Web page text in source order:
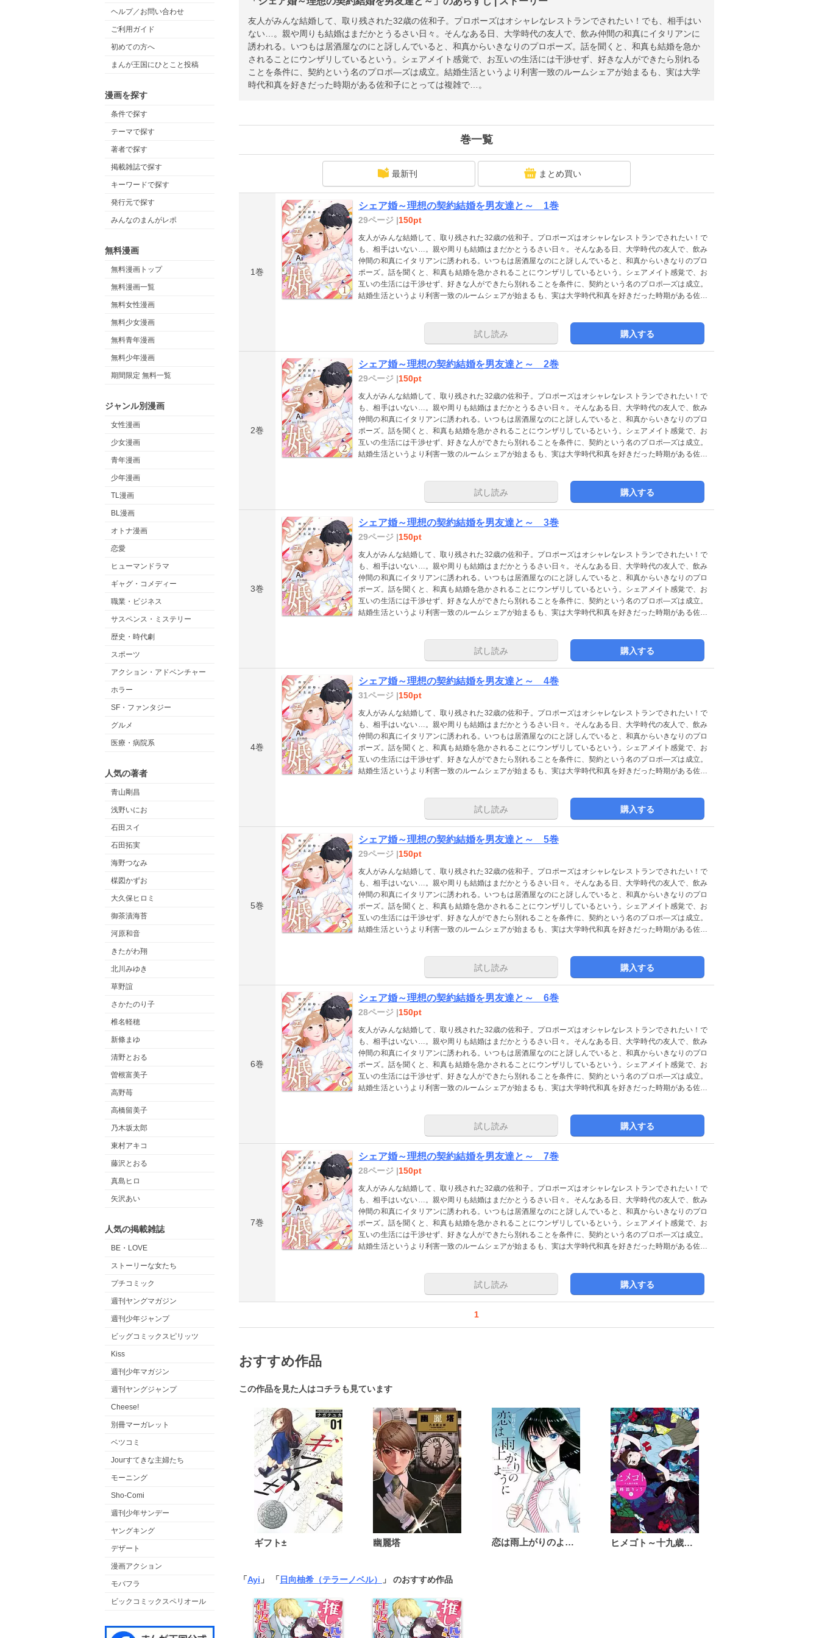
ヘルプ／お問い合わせ
ご利用ガイド
初めての方へ
まんが王国にひとこと投稿
漫画を探す
条件で探す
テーマで探す
著者で探す
掲載雑誌で探す
キーワードで探す
発行元で探す
みんなのまんがレポ
無料漫画
無料漫画トップ
無料漫画一覧
無料女性漫画
無料少女漫画
無料青年漫画
無料少年漫画
期間限定 無料一覧
ジャンル別漫画
女性漫画
少女漫画
青年漫画
少年漫画
TL漫画
BL漫画
オトナ漫画
恋愛
ヒューマンドラマ
ギャグ・コメディー
職業・ビジネス
サスペンス・ミステリー
歴史・時代劇
スポーツ
アクション・アドベンチャー
ホラー
SF・ファンタジー
グルメ
医療・病院系
人気の著者
青山剛昌
浅野いにお
石田スイ
石田拓実
海野つなみ
楳図かずお
大久保ヒロミ
御茶漬海苔
河原和音
きたがわ翔
北川みゆき
草野誼
さかたのり子
椎名軽穂
新條まゆ
清野とおる
曽根富美子
高野苺
高橋留美子
乃木坂太郎
東村アキコ
藤沢とおる
真島ヒロ
矢沢あい
人気の掲載雑誌
BE・LOVE
ストーリーな女たち
プチコミック
週刊ヤングマガジン
週刊少年ジャンプ
ビッグコミックスピリッツ
Kiss
週刊少年マガジン
週刊ヤングジャンプ
Cheese!
別冊マーガレット
ベツコミ
Jourすてきな主婦たち
モーニング
Sho-Comi
週刊少年サンデー
ヤングキング
デザート
漫画アクション
モバフラ
ビックコミックスペリオール
友人がみんな結婚して、取り残された32歳の佐和子。プロポーズはオシャレなレストランでされたい！でも、相手はい
ない…。親や周りも結婚はまだかとうるさい日々。そんなある日、大学時代の友人で、飲み仲間の和真にイタリアンに
誘われる。いつもは居酒屋なのにと訝しんでいると、和真からいきなりのプロポーズ。話を聞くと、和真も結婚を急か
されることにウンザリしているという。シェアメイト感覚で、お互いの生活には干渉せず、好きな人ができたら別れる
ことを条件に、契約という名のプロポ―ズは成立。結婚生活というより利害一致のルームシェアが始まるも、実は大学
時代和真を好きだった時期がある佐和子にとっては複雑で…。
巻一覧
最新刊 まとめ買い
1巻
シェア婚～理想の契約結婚を男友達と～ 1巻
29ページ |150pt
友人がみんな結婚して、取り残された32歳の佐和子。プロポーズはオシャレなレストランでされたい！で
も、相手はいない…。親や周りも結婚はまだかとうるさい日々。そんなある日、大学時代の友人で、飲み
仲間の和真にイタリアンに誘われる。いつもは居酒屋なのにと訝しんでいると、和真からいきなりのプロ
ポーズ。話を聞くと、和真も結婚を急かされることにウンザリしているという。シェアメイト感覚で、お
互いの生活には干渉せず、好きな人ができたら別れることを条件に、契約という名のプロポ―ズは成立。
結婚生活というより利害一致のルームシェアが始まるも、実は大学時代和真を好きだった時期がある佐和
試し読み 購入する
2巻
シェア婚～理想の契約結婚を男友達と～ 2巻
29ページ |150pt
友人がみんな結婚して、取り残された32歳の佐和子。プロポーズはオシャレなレストランでされたい！で
も、相手はいない…。親や周りも結婚はまだかとうるさい日々。そんなある日、大学時代の友人で、飲み
仲間の和真にイタリアンに誘われる。いつもは居酒屋なのにと訝しんでいると、和真からいきなりのプロ
ポーズ。話を聞くと、和真も結婚を急かされることにウンザリしているという。シェアメイト感覚で、お
互いの生活には干渉せず、好きな人ができたら別れることを条件に、契約という名のプロポ―ズは成立。
結婚生活というより利害一致のルームシェアが始まるも、実は大学時代和真を好きだった時期がある佐和
試し読み 購入する
3巻
シェア婚～理想の契約結婚を男友達と～ 3巻
29ページ |150pt
友人がみんな結婚して、取り残された32歳の佐和子。プロポーズはオシャレなレストランでされたい！で
も、相手はいない…。親や周りも結婚はまだかとうるさい日々。そんなある日、大学時代の友人で、飲み
仲間の和真にイタリアンに誘われる。いつもは居酒屋なのにと訝しんでいると、和真からいきなりのプロ
ポーズ。話を聞くと、和真も結婚を急かされることにウンザリしているという。シェアメイト感覚で、お
互いの生活には干渉せず、好きな人ができたら別れることを条件に、契約という名のプロポ―ズは成立。
結婚生活というより利害一致のルームシェアが始まるも、実は大学時代和真を好きだった時期がある佐和
試し読み 購入する
4巻
シェア婚～理想の契約結婚を男友達と～ 4巻
31ページ |150pt
友人がみんな結婚して、取り残された32歳の佐和子。プロポーズはオシャレなレストランでされたい！で
も、相手はいない…。親や周りも結婚はまだかとうるさい日々。そんなある日、大学時代の友人で、飲み
仲間の和真にイタリアンに誘われる。いつもは居酒屋なのにと訝しんでいると、和真からいきなりのプロ
ポーズ。話を聞くと、和真も結婚を急かされることにウンザリしているという。シェアメイト感覚で、お
互いの生活には干渉せず、好きな人ができたら別れることを条件に、契約という名のプロポ―ズは成立。
結婚生活というより利害一致のルームシェアが始まるも、実は大学時代和真を好きだった時期がある佐和
試し読み 購入する
5巻
シェア婚～理想の契約結婚を男友達と～ 5巻
29ページ |150pt
友人がみんな結婚して、取り残された32歳の佐和子。プロポーズはオシャレなレストランでされたい！で
も、相手はいない…。親や周りも結婚はまだかとうるさい日々。そんなある日、大学時代の友人で、飲み
仲間の和真にイタリアンに誘われる。いつもは居酒屋なのにと訝しんでいると、和真からいきなりのプロ
ポーズ。話を聞くと、和真も結婚を急かされることにウンザリしているという。シェアメイト感覚で、お
互いの生活には干渉せず、好きな人ができたら別れることを条件に、契約という名のプロポ―ズは成立。
結婚生活というより利害一致のルームシェアが始まるも、実は大学時代和真を好きだった時期がある佐和
試し読み 購入する
6巻
シェア婚～理想の契約結婚を男友達と～ 6巻
28ページ |150pt
友人がみんな結婚して、取り残された32歳の佐和子。プロポーズはオシャレなレストランでされたい！で
も、相手はいない…。親や周りも結婚はまだかとうるさい日々。そんなある日、大学時代の友人で、飲み
仲間の和真にイタリアンに誘われる。いつもは居酒屋なのにと訝しんでいると、和真からいきなりのプロ
ポーズ。話を聞くと、和真も結婚を急かされることにウンザリしているという。シェアメイト感覚で、お
互いの生活には干渉せず、好きな人ができたら別れることを条件に、契約という名のプロポ―ズは成立。
結婚生活というより利害一致のルームシェアが始まるも、実は大学時代和真を好きだった時期がある佐和
試し読み 購入する
7巻
シェア婚～理想の契約結婚を男友達と～ 7巻
28ページ |150pt
友人がみんな結婚して、取り残された32歳の佐和子。プロポーズはオシャレなレストランでされたい！で
も、相手はいない…。親や周りも結婚はまだかとうるさい日々。そんなある日、大学時代の友人で、飲み
仲間の和真にイタリアンに誘われる。いつもは居酒屋なのにと訝しんでいると、和真からいきなりのプロ
ポーズ。話を聞くと、和真も結婚を急かされることにウンザリしているという。シェアメイト感覚で、お
互いの生活には干渉せず、好きな人ができたら別れることを条件に、契約という名のプロポ―ズは成立。
結婚生活というより利害一致のルームシェアが始まるも、実は大学時代和真を好きだった時期がある佐和
試し読み 購入する
1
おすすめ作品
この作品を見た人はコチラも見ています
ギフト± 幽麗塔 恋は雨上がりのように ヒメゴト～十九歳の制服～
「Ayi 」 「日向柚希（テラーノベル） 」 のおすすめ作品